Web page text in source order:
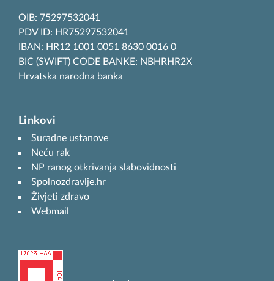
OIB: 75297532041
PDV ID: HR75297532041
IBAN: HR12 1001 0051 8630 0016 0
BIC (SWIFT) CODE BANKE: NBHRHR2X
Hrvatska narodna banka
Linkovi
Suradne ustanove
Neću rak
NP ranog otkrivanja slabovidnosti
Spolnozdravlje.hr
Živjeti zdravo
Webmail